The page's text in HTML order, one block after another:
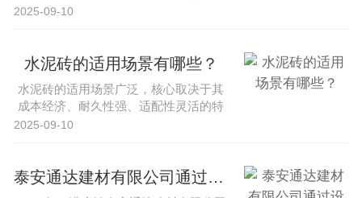
（温湿度、酸碱、风雨侵蚀）、使···
2025-09-10
水泥砖的适用场景有哪些？
水泥砖的适用场景广泛，核心取决于其
成本经济、耐久性强、适配性灵活的特
性，同时需结合不同场景对材料性能···
2025-09-10
泰安通达建材有限公司通过设备升级提升水泥砖生产效率